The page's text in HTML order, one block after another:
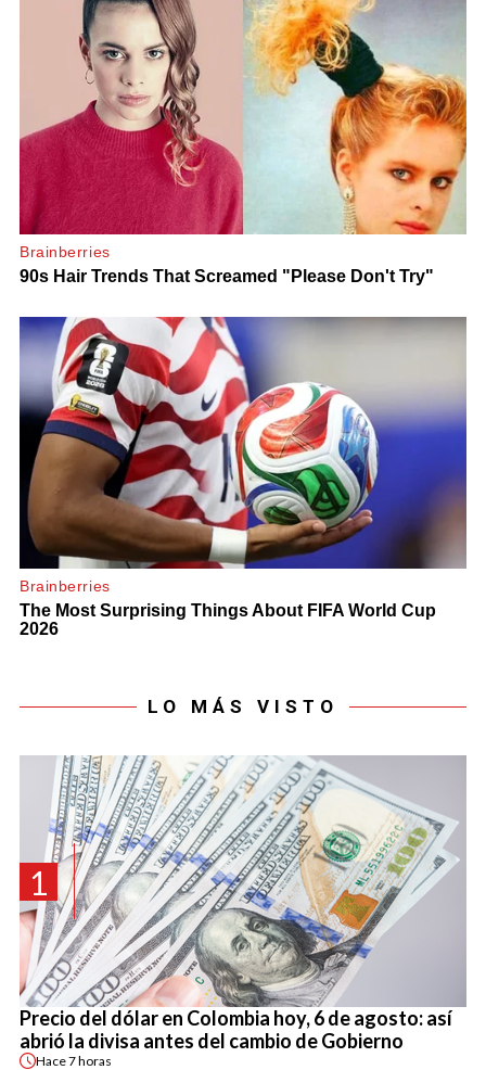
LO MÁS VISTO
1
Precio del dólar en Colombia hoy, 6 de agosto: así
abrió la divisa antes del cambio de Gobierno
Hace7 horas